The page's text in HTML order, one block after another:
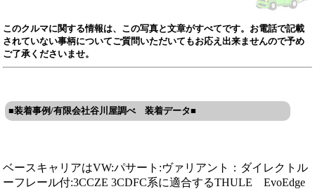
このクルマに関する情報は、この写真と文章がすべてです。お電話で記載
されていない事柄についてご質問いただいてもお応え出来ませんので予め
ご了承くださいませ。
■装着事例/有限会社谷川屋調べ 装着データ■
ベースキャリアはVW:パサート:ヴァリアント：ダイレクトル
ーフレール付:3CCZE 3CDFC系に適合するTHULE EvoEdge